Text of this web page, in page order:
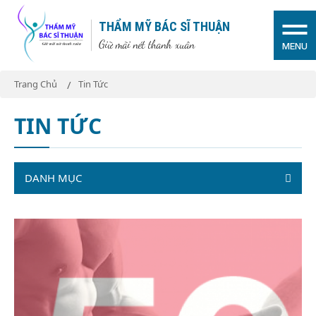
THẨM MỸ BÁC SĨ THUẬN
Giữ mãi nét thanh xuân MENU
Trang Chủ Tin Tức
TIN TỨC
DANH MỤC